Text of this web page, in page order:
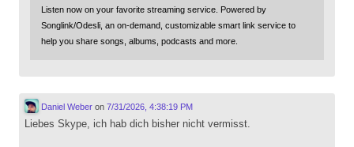
Listen now on your favorite streaming service. Powered by
Songlink/Odesli, an on-demand, customizable smart link service to
help you share songs, albums, podcasts and more.
Daniel Weberon 7/31/2026, 4:38:19 PM
Liebes Skype, ich hab dich bisher nicht vermisst.